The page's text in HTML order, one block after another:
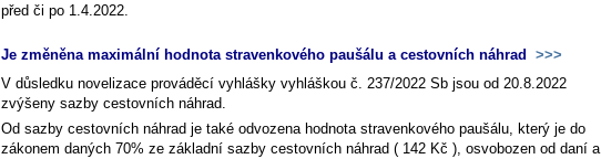
před či po 1.4.2022.
Je změněna maximální hodnota stravenkového paušálu a cestovních náhrad
>>>
V důsledku novelizace prováděcí vyhlášky vyhláškou č. 237/2022 Sb jsou od 20.8.2022
zvýšeny sazby cestovních náhrad.
Od sazby cestovních náhrad je také odvozena hodnota stravenkového paušálu, který je do
zákonem daných 70% ze základní sazby cestovních náhrad ( 142 Kč ), osvobozen od daní a